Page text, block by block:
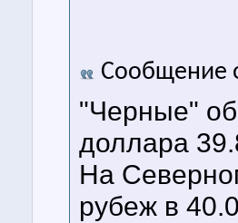
Сообщение
"Черные"
доллара
На
рубеж в